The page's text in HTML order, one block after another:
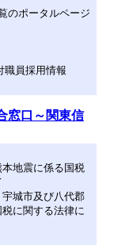
のポータルページ
職員採用情報
窓口～関東信
地震に係る国税
城市及び八代郡
に関する法律に